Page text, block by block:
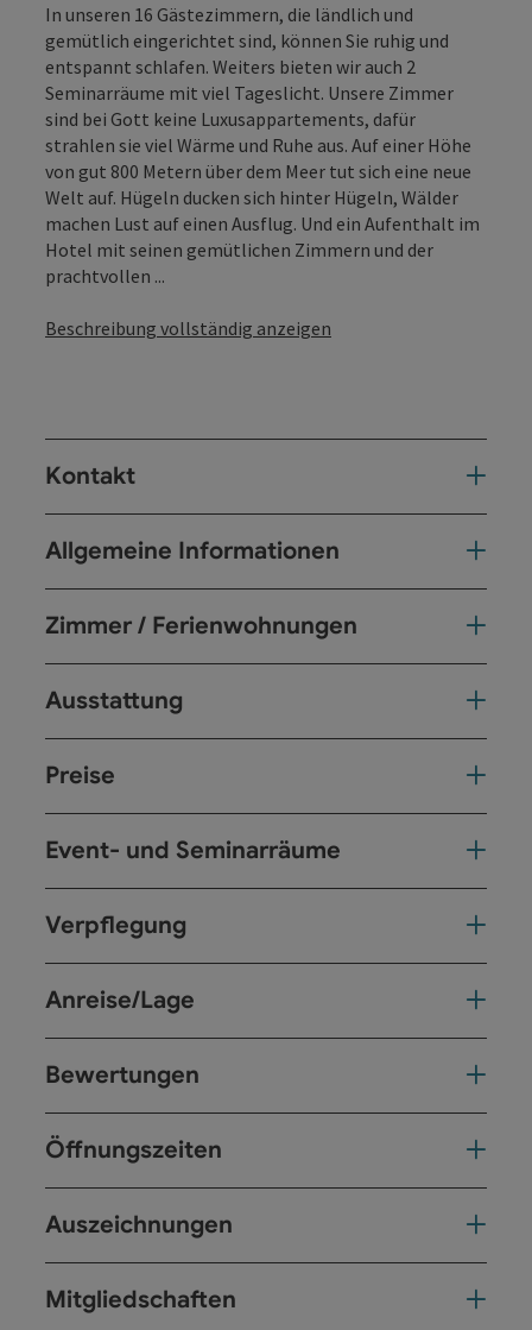
In unseren 16 Gästezimmern, die ländlich und
gemütlich eingerichtet sind, können Sie ruhig und
entspannt schlafen. Weiters bieten wir auch 2
Seminarräume mit viel Tageslicht. Unsere Zimmer
sind bei Gott keine Luxusappartements, dafür
strahlen sie viel Wärme und Ruhe aus. Auf einer Höhe
von gut 800 Metern über dem Meer tut sich eine neue
Welt auf. Hügeln ducken sich hinter Hügeln, Wälder
machen Lust auf einen Ausflug. Und ein Aufenthalt im
Hotel mit seinen gemütlichen Zimmern und der
prachtvollen ...
Beschreibung vollständig anzeigen
Kontakt
Allgemeine Informationen
Zimmer / Ferienwohnungen
Ausstattung
Preise
Event- und Seminarräume
Verpflegung
Anreise/Lage
Bewertungen
Öffnungszeiten
Auszeichnungen
Mitgliedschaften